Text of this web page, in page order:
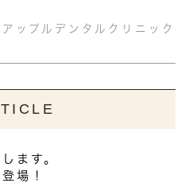
アップルデンタルクリニック
ます。
場！